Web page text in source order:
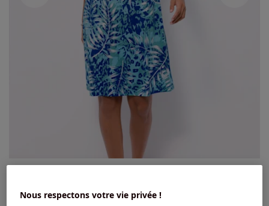
Nous respectons votre vie privée !